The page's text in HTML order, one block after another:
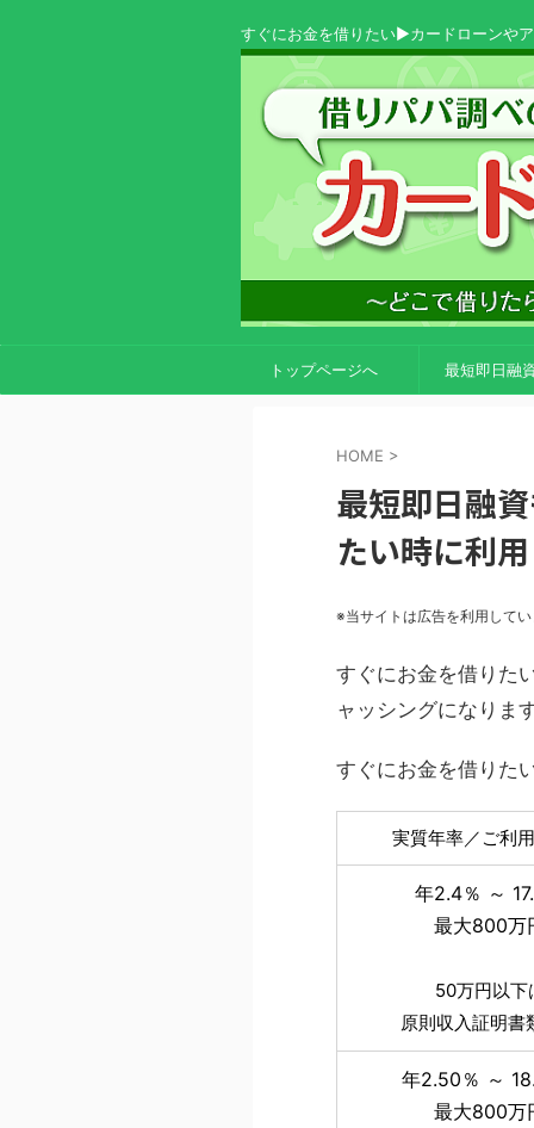
すぐにお金を借りたい▶カードローンや
トップページへ 最短即日融
HOME >
最短即日融
たい時に利用
※当サイトは広告を利用してい
すぐにお金を借りた
ャッシングになります
すぐにお金を借りた
実質年率／ご利
年2.4％ ～
最大800万
50万円以下
原則収入証明書
年2.50％ ～
最大800万